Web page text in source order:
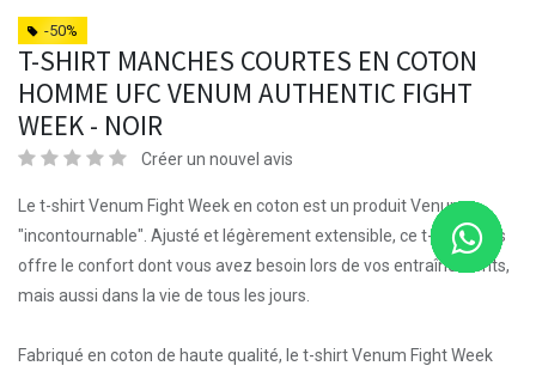
-50%
T-SHIRT MANCHES COURTES EN COTON
HOMME UFC VENUM AUTHENTIC FIGHT
WEEK - NOIR
Créer un nouvel avis
Le t-shirt Venum Fight Week en coton est un produit Venum
"incontournable". Ajusté et légèrement extensible, ce t-shirt vous
offre le confort dont vous avez besoin lors de vos entraînements,
mais aussi dans la vie de tous les jours.
Fabriqué en coton de haute qualité, le t-shirt Venum Fight Week